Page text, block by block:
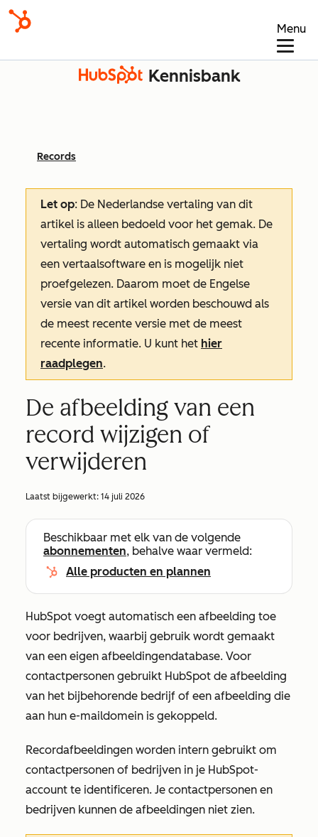
Menu
Kennisbank
Records
Let op: De Nederlandse vertaling van dit
artikel is alleen bedoeld voor het gemak. De
vertaling wordt automatisch gemaakt via
een vertaalsoftware en is mogelijk niet
proefgelezen. Daarom moet de Engelse
versie van dit artikel worden beschouwd als
de meest recente versie met de meest
recente informatie. U kunt het hier
raadplegen.
De afbeelding van een
record wijzigen of
verwijderen
Laatst bijgewerkt: 14 juli 2026
Beschikbaar met elk van de volgende
abonnementen, behalve waar vermeld:
Alle producten en plannen
HubSpot voegt automatisch een afbeelding toe
voor bedrijven, waarbij gebruik wordt gemaakt
van een eigen afbeeldingendatabase. Voor
contactpersonen gebruikt HubSpot de afbeelding
van het bijbehorende bedrijf of een afbeelding die
aan hun e-maildomein is gekoppeld.
Recordafbeeldingen worden intern gebruikt om
contactpersonen of bedrijven in je HubSpot-
account te identificeren. Je contactpersonen en
bedrijven kunnen de afbeeldingen niet zien.